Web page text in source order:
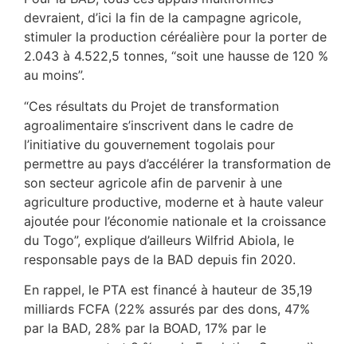
devraient, d’ici la fin de la campagne agricole,
stimuler la production céréalière pour la porter de
2.043 à 4.522,5 tonnes, “soit une hausse de 120 %
au moins”.
“Ces résultats du Projet de transformation
agroalimentaire s’inscrivent dans le cadre de
l’initiative du gouvernement togolais pour
permettre au pays d’accélérer la transformation de
son secteur agricole afin de parvenir à une
agriculture productive, moderne et à haute valeur
ajoutée pour l’économie nationale et la croissance
du Togo”, explique d’ailleurs Wilfrid Abiola, le
responsable pays de la BAD depuis fin 2020.
En rappel, le PTA est financé à hauteur de 35,19
milliards FCFA (22% assurés par des dons, 47%
par la BAD, 28% par la BOAD, 17% par le